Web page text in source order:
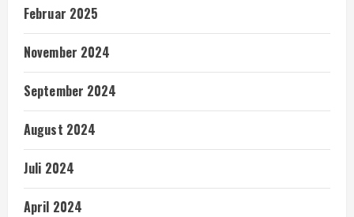
Februar 2025
November 2024
September 2024
August 2024
Juli 2024
April 2024